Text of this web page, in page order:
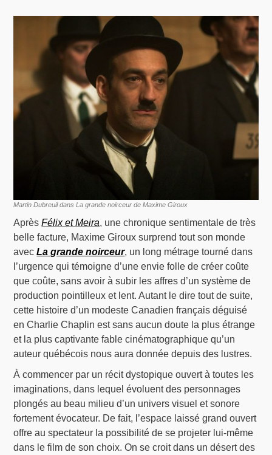
Martin Dubreuil dans La grande noirceur de Maxime Giroux
AprèsFélix et Meira, une chronique sentimentale de très
belle facture, Maxime Giroux surprend tout son monde
avecLa grande noirceur, un long métrage tourné dans
l’urgence qui témoigne d’une envie folle de créer coûte
que coûte, sans avoir à subir les affres d’un système de
production pointilleux et lent. Autant le dire tout de suite,
cette histoire d’un modeste Canadien français déguisé
en Charlie Chaplin est sans aucun doute la plus étrange
et la plus captivante fable cinématographique qu’un
auteur québécois nous aura donnée depuis des lustres.
À commencer par un récit dystopique ouvert à toutes les
imaginations, dans lequel évoluent des personnages
plongés au beau milieu d’un univers visuel et sonore
fortement évocateur. De fait, l’espace laissé grand ouvert
offre au spectateur la possibilité de se projeter lui-même
dans le film de son choix. On se croit dans un désert des